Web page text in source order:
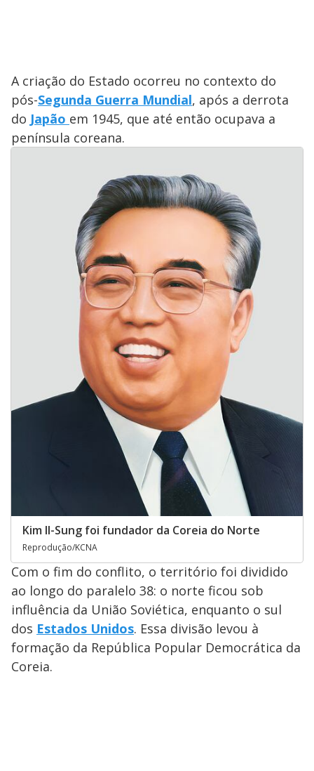
A criação do Estado ocorreu no contexto do
pós-Segunda Guerra Mundial, após a derrota
do Japão em 1945, que até então ocupava a
península coreana.
Kim Il-Sung foi fundador da Coreia do Norte
Reprodução/KCNA
Com o fim do conflito, o território foi dividido
ao longo do paralelo 38: o norte ficou sob
influência da União Soviética, enquanto o sul
dos Estados Unidos. Essa divisão levou à
formação da República Popular Democrática da
Coreia.